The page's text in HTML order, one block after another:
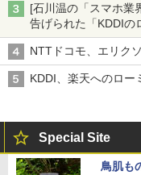
[石川温の「スマホ業
告げられた「KDDIの
穴と楽天モバイルの
NTTドコモ、エリク
KDDI、楽天へのロー
Special Site
鳥肌も